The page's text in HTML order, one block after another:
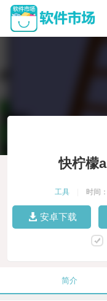
快柠檬
工具 时间
安卓下载
简介